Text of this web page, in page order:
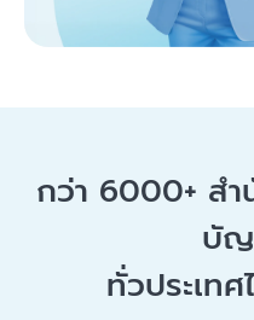
กว่า 6000+ ส
บัญ
ทั่วประเทศ